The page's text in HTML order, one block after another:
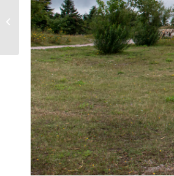
Herbstoutfit –
Glencheck und
Lackschuhe